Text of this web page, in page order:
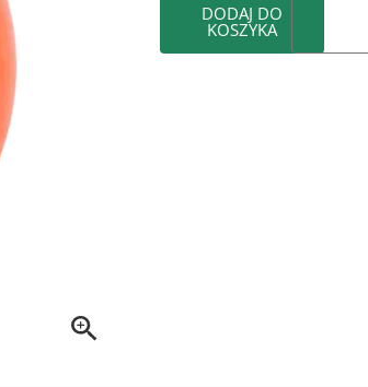
DODAJ DO
KOSZYKA